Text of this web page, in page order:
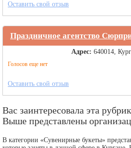
Оставить свой отзыв
Праздничное агентство
Голосов еще нет
Адрес: 640014,
Оставить свой отзыв
Вас заинтересовала эта
Выше представлены
В категории «Сувенирные букеты»